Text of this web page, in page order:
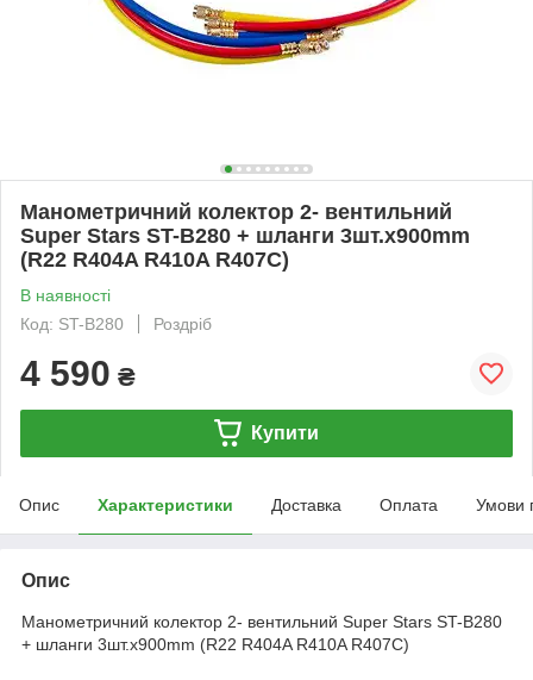
Манометричний колектор 2- вентильний
Super Stars ST-B280 + шланги 3шт.x900mm
(R22 R404A R410A R407C)
В наявності
Код: ST-B280
Роздріб
4 590 ₴
Купити
Опис Характеристики Доставка Оплата Умови
Опис
Манометричний колектор 2- вентильний Super Stars ST-B280
+ шланги 3шт.x900mm (R22 R404A R410A R407C)